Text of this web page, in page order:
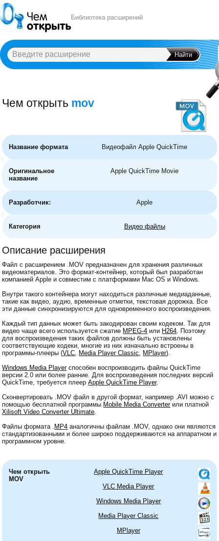
Библиотека расширений
A B C E G H I T U V W X
Чем открыть mov
Название формата Видеофайл Apple QuickTime
Оригинальное
название
Apple QuickTime Movie
Разработчик: Apple
Категория Видео файлы
Описание расширения
Файл с расширением .MOV предназначен для хранения различных
видеоматериалов. Это формат-контейнер, который был разработан
компанией Apple и совместим с платформами Mac OS и Windows.
Внутри такого контейнера могут находиться различные медиаданные,
такие как видео, аудио, временные отметки, текстовая дорожка. Все
эти данные синхронизируются для одновременного воспроизведения.
Каждый тип данных может быть закодирован своим кодеком. Так для
видео чаще всего используется сжатие MPEG-4 или H264. Поэтому
для воспроизведения таких файлов должны быть установлены
соответствующие кодеки, многие из них изначально встроены в
программы-плееры (VLC, Media Player Classic, MPlayer).
Windows Media Playerспособен воспроизводить файлы QuickTime
версии 2.0 или более ранние. Для воспроизведения последних версий
QuickTime, требуется плеерApple QuickTime Player.
Сконвертировать .MOV файл в другой формат, например .AVI можно с
помощью бесплатной программы Mobile Media Converterили платной
Xilisoft Video Converter Ultimate.
Файлы формата . MP4 аналогичны файлам .MOV, однако они являются
стандартизованными и более широко поддерживаются на аппаратном и
программном уровне.
Чем открыть
MOV
Apple QuickTime Player
VLC Media Player
Windows Media Player
Media Player Classic
MPlayer